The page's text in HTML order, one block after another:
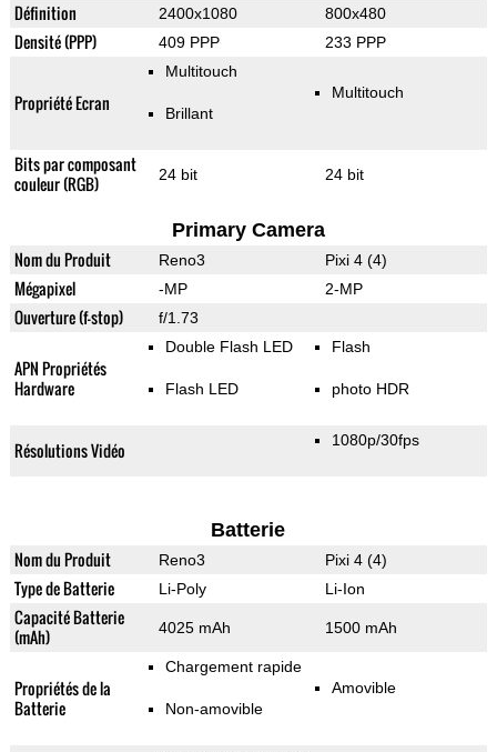
Définition 2400x1080 800x480
Densité (PPP) 409 PPP 233 PPP
Propriété Ecran
Multitouch
Brillant
Multitouch
Bits par composant
couleur (RGB)
24 bit 24 bit
Primary Camera
Nom du Produit Reno3 Pixi 4 (4)
Mégapixel -MP 2-MP
Ouverture (f-stop) f/1.73
APN Propriétés
Hardware
Double Flash LED
Flash LED
Flash
photo HDR
Résolutions Vidéo 1080p/30fps
Batterie
Nom du Produit Reno3 Pixi 4 (4)
Type de Batterie Li-Poly Li-Ion
Capacité Batterie
(mAh)
4025 mAh 1500 mAh
Propriétés de la
Batterie
Chargement rapide
Non-amovible
Amovible